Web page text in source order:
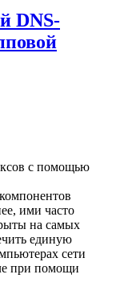
DNS-
ими часто
на самых
единую
сети
при помощи